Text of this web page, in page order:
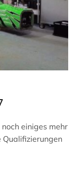
einiges mehr
Qualifizierungen